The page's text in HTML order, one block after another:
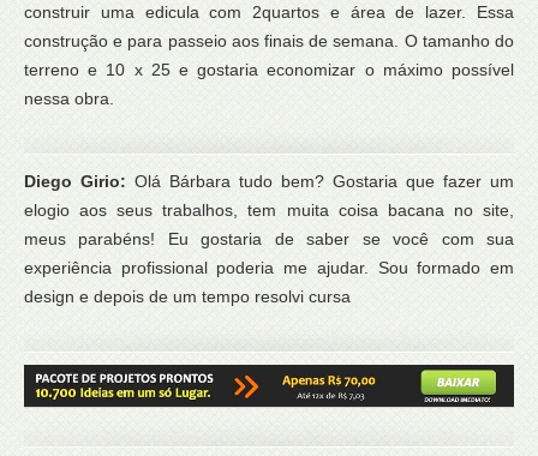
construir uma edicula com 2quartos e área de lazer. Essa
construção e para passeio aos finais de semana. O tamanho do
terreno e 10 x 25 e gostaria economizar o máximo possível
nessa obra.
Diego Girio: Olá Bárbara tudo bem? Gostaria que fazer um
elogio aos seus trabalhos, tem muita coisa bacana no site,
meus parabéns! Eu gostaria de saber se você com sua
experiência profissional poderia me ajudar. Sou formado em
design e depois de um tempo resolvi cursa